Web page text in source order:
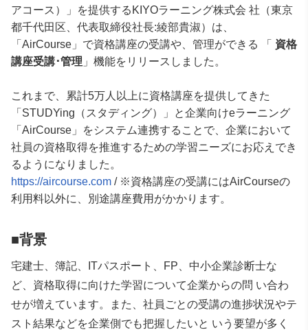
アコース）」を提供するKIYOラーニング株式会 社（東京
都千代田区、代表取締役社長:綾部貴淑）は、
「AirCourse」で資格講座の受講や、管理ができる 「 資格
講座受講･管理 」機能をリリースしました。
これまで、累計5万人以上に資格講座を提供してきた
「STUDYing（スタディング）」と企業向けeラーニング
「AirCourse」をシステム連携することで、企業において
社員の資格取得を推進するための学習ニーズにお応えでき
るようになりました。
https://aircourse.com / ※資格講座の受講にはAirCourseの
利用料以外に、別途講座費用がかかります。
■背景
宅建士、簿記、ITパスポート、FP、中小企業診断士な
ど、資格取得に向けた学習について企業からの問 い合わ
せが増えています。また、社員ごとの受講の進捗状況やテ
スト結果などを企業側でも把握したいと いう要望が多く